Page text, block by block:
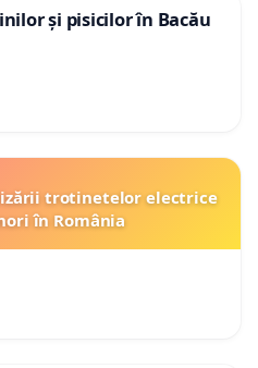
și pisicilor în Bacău
trotinetelor electrice
în România